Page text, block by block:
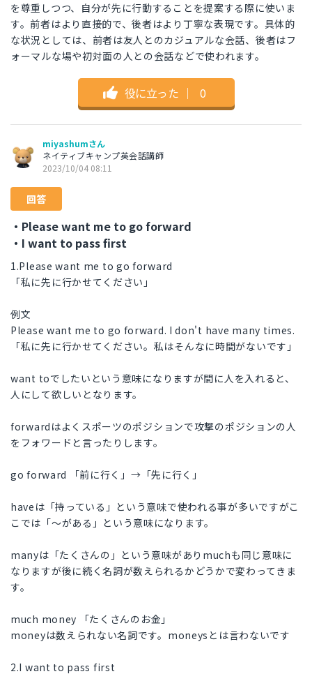
を尊重しつつ、自分が先に行動することを提案する際に使いま
す。前者はより直接的で、後者はより丁寧な表現です。具体的
な状況としては、前者は友人とのカジュアルな会話、後者はフ
ォーマルな場や初対面の人との会話などで使われます。
役に立った ｜ 0
miyashumさん
ネイティブキャンプ英会話講師
2023/10/04 08:11
回答
・Please want me to go forward
・I want to pass first
1.Please want me to go forward
「私に先に行かせてください」
例文
Please want me to go forward. I don't have many times.
「私に先に行かせてください。私はそんなに時間がないです」
want toでしたいという意味になりますが間に人を入れると、
人にして欲しいとなります。
forwardはよくスポーツのポジションで攻撃のポジションの人
をフォワードと言ったりします。
go forward 「前に行く」→「先に行く」
haveは「持っている」という意味で使われる事が多いですがこ
こでは「〜がある」という意味になります。
manyは「たくさんの」という意味がありmuchも同じ意味に
なりますが後に続く名詞が数えられるかどうかで変わってきま
す。
much money 「たくさんのお金」
moneyは数えられない名詞です。moneysとは言わないです
2.I want to pass first